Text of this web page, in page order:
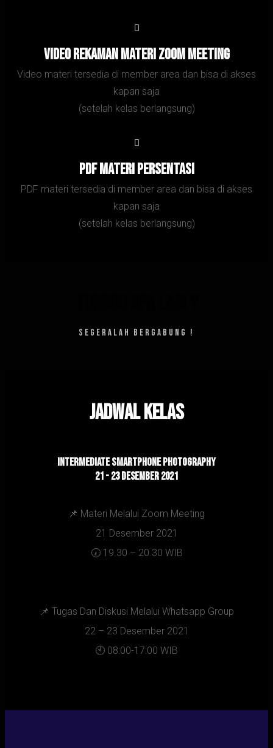
Video Rekaman Materi zoom meeting
Video materi tersedia di member area dan bisa di akses
kapan saja
(setelah kelas berlangsung)
PDF Materi persentasi
PDF materi tersedia di member area dan bisa di akses
kapan saja
(setelah kelas berlangsung)
SEGERALAH BERGABUNG !
Jadwal kelas
intermEDIATE Smartphone Photography
21 - 23 DESEMBER 2021
📌 Materi Melalui Zoom Meeting
21 Desember 2021
🕢 19.30 – 20.30 WIB
📌 Tugas Dan Diskusi Melalui Whatsapp Group
22 – 23 Desember 2021
🕙 08:00-17:00 WIB